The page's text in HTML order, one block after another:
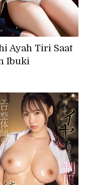
Ayah Tiri Saat
Ibuki